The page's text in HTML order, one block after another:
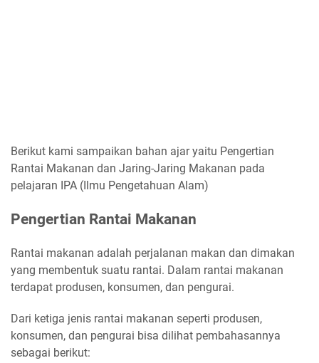
Berikut kami sampaikan bahan ajar yaitu Pengertian
Rantai Makanan dan Jaring-Jaring Makanan pada
pelajaran IPA (Ilmu Pengetahuan Alam)
Pengertian Rantai Makanan
Rantai makanan adalah perjalanan makan dan dimakan
yang membentuk suatu rantai. Dalam rantai makanan
terdapat produsen, konsumen, dan pengurai.
Dari ketiga jenis rantai makanan seperti produsen,
konsumen, dan pengurai bisa dilihat pembahasannya
sebagai berikut: